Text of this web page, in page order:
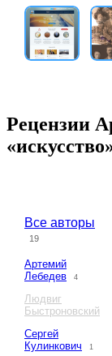
Рецензии
Все авторы
19
Артемий
Лебедев
4
Людвиг
Быстроновский
Сергей
Кулинкович
1